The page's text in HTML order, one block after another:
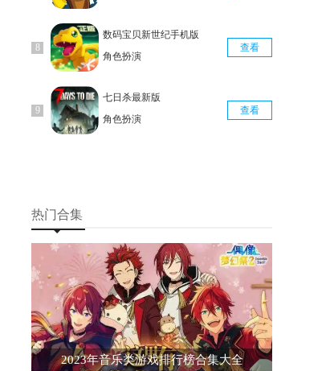
数码宝贝新世纪手机版
角色扮演
查看
七日杀最新版
角色扮演
查看
热门合集
2023年音乐类游戏排行榜合集大全